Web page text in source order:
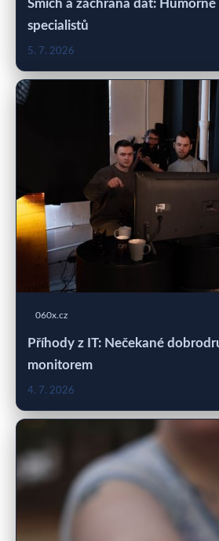
Smích a záchrana dat:
specialistů
5. 7. 2026
060x.cz
Příhody z IT: Nečekané
monitorem
4. 7. 2026